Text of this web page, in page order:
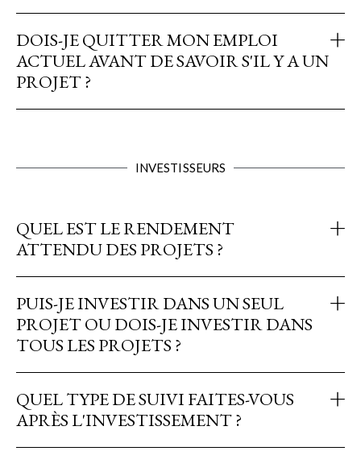
DOIS-JE QUITTER MON EMPLOI
ACTUEL AVANT DE SAVOIR S'IL Y A UN
PROJET ?
INVESTISSEURS
QUEL EST LE RENDEMENT
ATTENDU DES PROJETS ?
PUIS-JE INVESTIR DANS UN SEUL
PROJET OU DOIS-JE INVESTIR DANS
TOUS LES PROJETS ?
QUEL TYPE DE SUIVI FAITES-VOUS
APRÈS L'INVESTISSEMENT ?